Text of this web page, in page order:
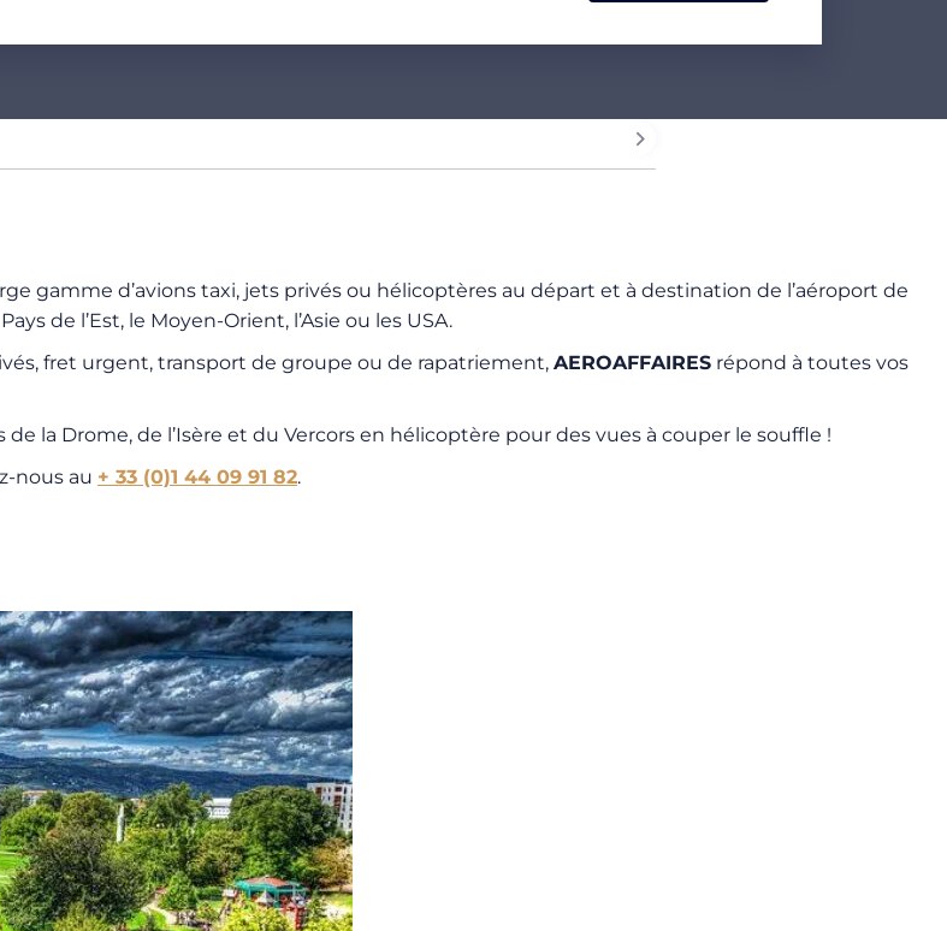
gamme d’avions taxi, jets privés ou hélicoptères au départ et à destination de l’aéroport de
de l’Est, le Moyen-Orient, l’Asie ou les USA.
fret urgent, transport de groupe ou de rapatriement, AEROAFFAIRES répond à toutes vos
la Drome, de l’Isère et du Vercors en hélicoptère pour des vues à couper le souffle !
nous au + 33 (0)1 44 09 91 82.